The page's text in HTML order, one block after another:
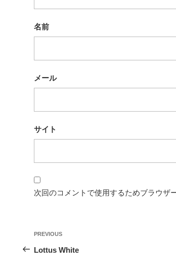
名前
メール
サイト
次回のコメントで使用するためブラウザ
投
稿
Previous
Post
PREVIOUS
Lottus White